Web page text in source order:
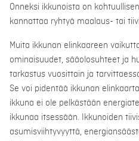
Onneksi ikkunoista on
kannattaa ryhtyä maalaus- tai
Muita ikkunan elinkaareen
ominaisuudet, sääolosuhteet ja
tarkastus vuosittain ja
Se voi pidentää ikkunan
ikkuna ei ole pelkästään
ikkunaa itsessään. Ikkunoiden
asumisviihtyvyyttä,